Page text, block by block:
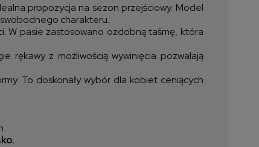
propozycja na sezon przejściowy. Model
charakteru.
W pasie zastosowano ozdobną taśmę, która
rękawy z możliwością wywinięcia pozwalają
To doskonały wybór dla kobiet ceniących